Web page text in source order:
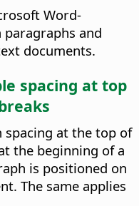
Word-
and
documents.
spacing at top
spacing at the top of
the beginning of a
is positioned on
The same applies